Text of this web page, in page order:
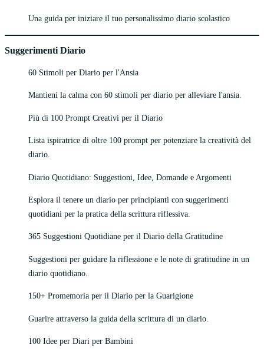
Una guida per iniziare il tuo personalissimo diario scolastico
Suggerimenti Diario
60 Stimoli per Diario per l'Ansia
Mantieni la calma con 60 stimoli per diario per alleviare l'ansia.
Più di 100 Prompt Creativi per il Diario
Lista ispiratrice di oltre 100 prompt per potenziare la creatività del
diario.
Diario Quotidiano: Suggestioni, Idee, Domande e Argomenti
Esplora il tenere un diario per principianti con suggerimenti
quotidiani per la pratica della scrittura riflessiva.
365 Suggestioni Quotidiane per il Diario della Gratitudine
Suggestioni per guidare la riflessione e le note di gratitudine in un
diario quotidiano.
150+ Promemoria per il Diario per la Guarigione
Guarire attraverso la guida della scrittura di un diario.
100 Idee per Diari per Bambini